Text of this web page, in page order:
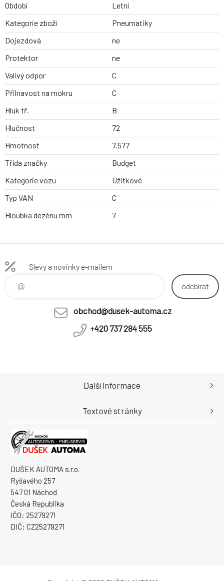
Období
Letní
Kategorie zboží
Pneumatiky
Dojezdová
ne
Protektor
ne
Valivý odpor
C
Přilnavost na mokru
C
Hluk tř.
B
Hlučnost
72
Hmotnost
7.577
Třída značky
Budget
Kategorie vozu
Užitkové
Typ VAN
C
Hloubka dezénu mm
7
Slevy a novinky e-mailem
odebírat
obchod@dusek-automa.cz
+420 737 284 555
DUŠEK AUTOMA s.r.o.
Ryšavého 257
547 01 Náchod
Česká Republika
IČO: 25279271
DIČ: CZ25279271
Další informace
Textové stránky